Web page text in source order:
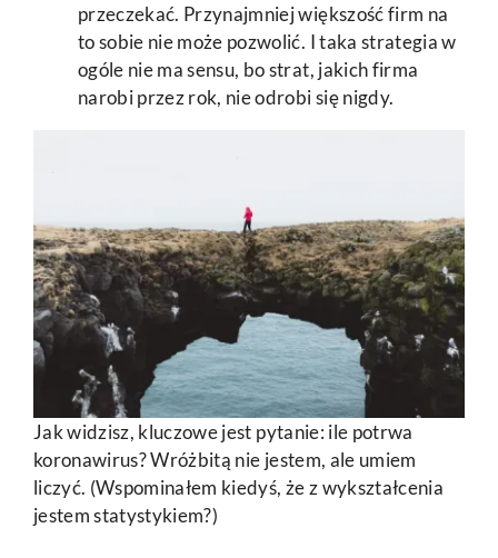
przeczekać. Przynajmniej większość firm na
to sobie nie może pozwolić. I taka strategia w
ogóle nie ma sensu, bo strat, jakich firma
narobi przez rok, nie odrobi się nigdy.
Jak widzisz, kluczowe jest pytanie: ile potrwa
koronawirus? Wróżbitą nie jestem, ale umiem
liczyć. (Wspominałem kiedyś, że z wykształcenia
jestem statystykiem?)